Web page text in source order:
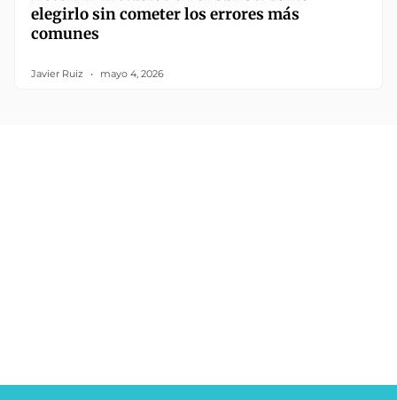
elegirlo sin cometer los errores más
comunes
Javier Ruiz mayo 4, 2026